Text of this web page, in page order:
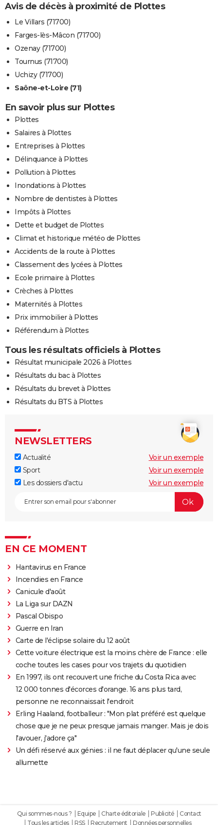
Avis de décès à proximité de Plottes
Le Villars (71700)
Farges-lès-Mâcon (71700)
Ozenay (71700)
Tournus (71700)
Uchizy (71700)
Saône-et-Loire (71)
En savoir plus sur Plottes
Plottes
Salaires à Plottes
Entreprises à Plottes
Délinquance à Plottes
Pollution à Plottes
Inondations à Plottes
Nombre de dentistes à Plottes
Impôts à Plottes
Dette et budget de Plottes
Climat et historique météo de Plottes
Accidents de la route à Plottes
Classement des lycées à Plottes
Ecole primaire à Plottes
Crèches à Plottes
Maternités à Plottes
Prix immobilier à Plottes
Référendum à Plottes
Tous les résultats officiels à Plottes
Résultat municipale 2026 à Plottes
Résultats du bac à Plottes
Résultats du brevet à Plottes
Résultats du BTS à Plottes
NEWSLETTERS
Actualité
Voir un exemple
Sport
Voir un exemple
Les dossiers d'actu
Voir un exemple
EN CE MOMENT
Hantavirus en France
Incendies en France
Canicule d'août
La Liga sur DAZN
Pascal Obispo
Guerre en Iran
Carte de l'éclipse solaire du 12 août
Cette voiture électrique est la moins chère de France : elle
coche toutes les cases pour vos trajets du quotidien
En 1997, ils ont recouvert une friche du Costa Rica avec
12 000 tonnes d'écorces d'orange. 16 ans plus tard,
personne ne reconnaissait l'endroit
Erling Haaland, footballeur : "Mon plat préféré est quelque
chose que je ne peux presque jamais manger. Mais je dois
l'avouer, j'adore ça"
Un défi réservé aux génies : il ne faut déplacer qu'une seule
allumette
Qui sommes-nous ? Equipe Charte éditoriale Publicité
Contact
Tous les articles
RSS Recrutement Données personnelles